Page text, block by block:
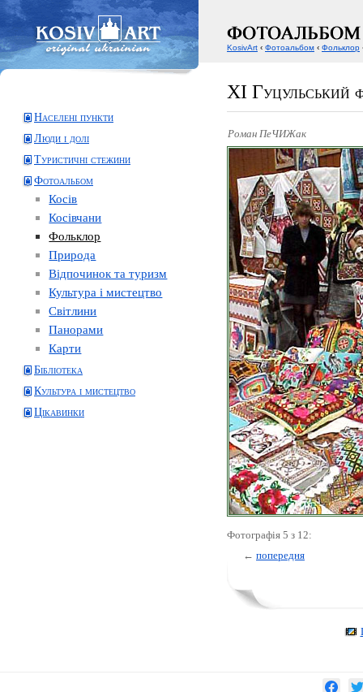
XI Гуцульський
Населені пункти
Люди і долі
Туристичні стежини
Фотоальбом
Косів
Косівчани
Фольклор
Природа
Відпочинок та туризм
Культура і мистецтво
Світлини
Панорами
Карти
Бібліотека
Культура і мистецтво
Цікавинки
Роман ПеЧИЖак
Фотографія 5 з 12:
← попередня
KosivArt ‹ Фотоальбом ‹ Фольклор